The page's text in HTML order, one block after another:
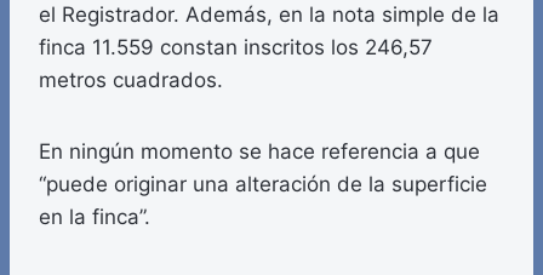
el Registrador. Además, en la nota simple de la
finca 11.559 constan inscritos los 246,57
metros cuadrados.
En ningún momento se hace referencia a que
“puede originar una alteración de la superficie
en la finca”.